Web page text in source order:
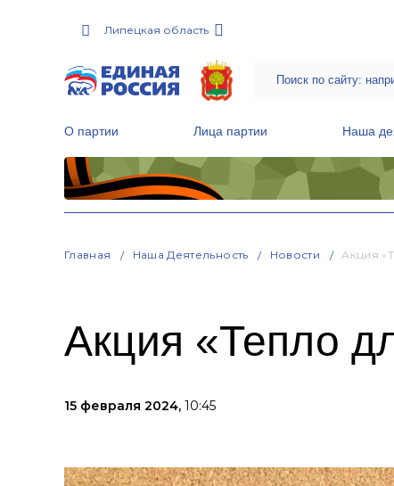
Липецкая область
О партии Лица партии Наша
Главная Наша Деятельность Новости Акция
Акция «Тепло
15 февраля 2024, 10:45